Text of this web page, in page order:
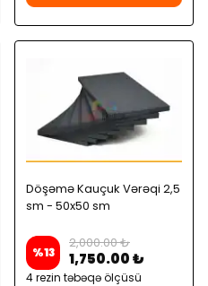
Döşəmə Kauçuk Vərəqi 2,5
sm - 50x50 sm
%13
2,000.00 ₺
1,750.00 ₺
4 rezin təbəqə ölçüsü